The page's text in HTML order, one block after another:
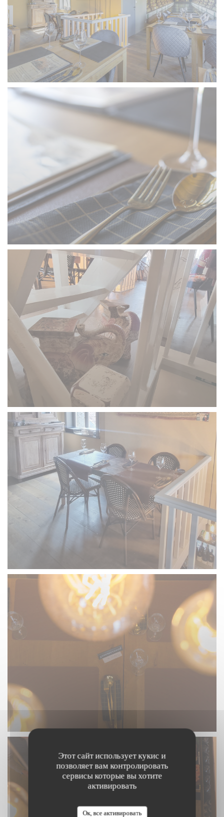
Этот сайт использует кукис и
позволяет вам контролировать
сервисы которые вы хотите
активировать
Ок, все активировать